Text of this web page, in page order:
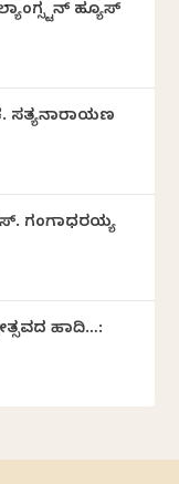
ಹ್ಯೂಸ್
ಸತ್ಯನಾರಾಯಣ
ಗಂಗಾಧರಯ್ಯ
ಹಾದಿ…: